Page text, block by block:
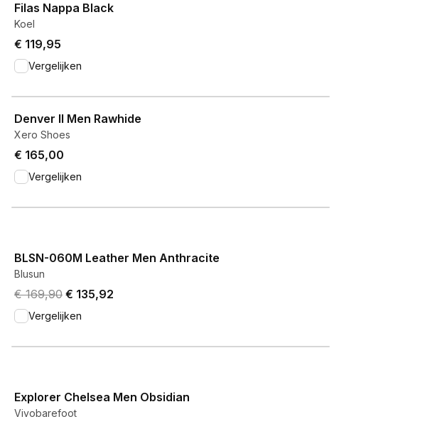
Filas Nappa Black
Koel
€ 119,95
Vergelijken
Denver II Men Rawhide
Xero Shoes
€ 165,00
Vergelijken
BLSN-060M Leather Men Anthracite
Blusun
Original price was € 169,90.
€ 169,90 Current price is € 135,92.
€ 135,92
Vergelijken
Explorer Chelsea Men Obsidian
Vivobarefoot